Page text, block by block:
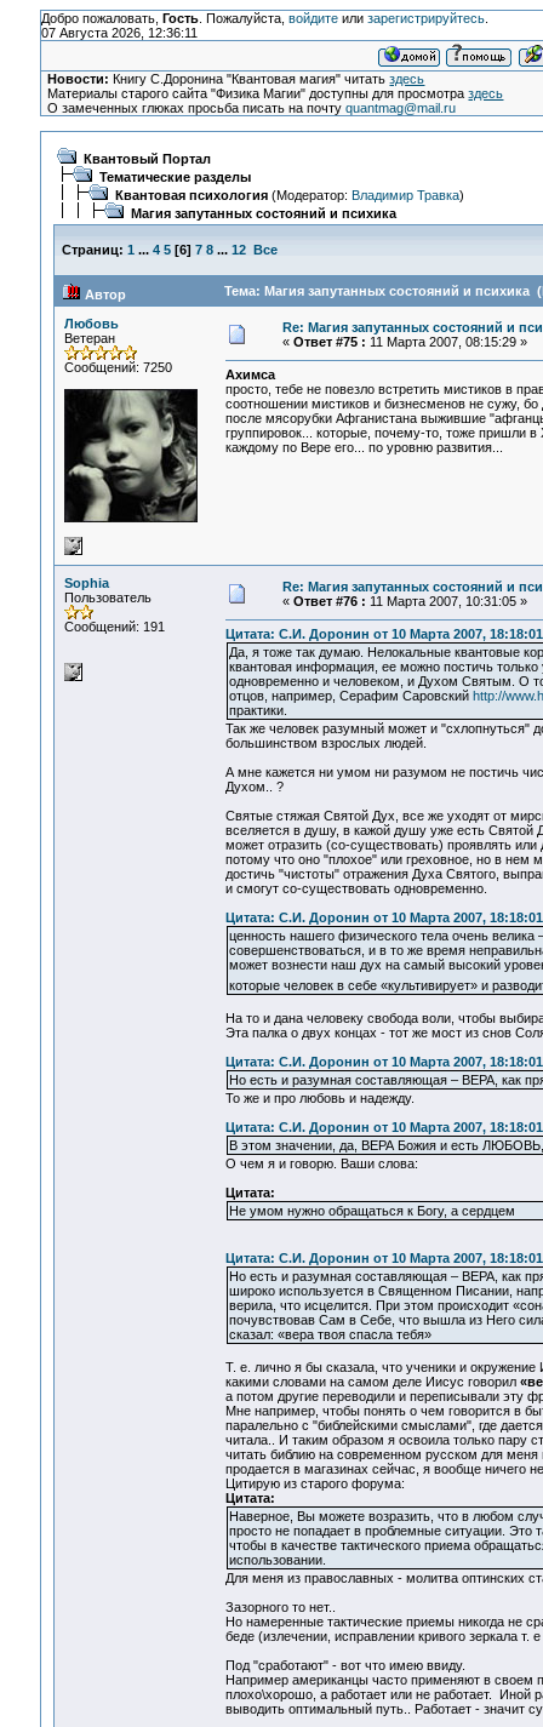
Добро пожаловать, Гость. Пожалуйста, войдитеили зарегистрируйтесь.
07 Августа 2026, 12:36:11
Новости: Книгу С.Доронина "Квантовая магия" читатьздесь
Материалы старого сайта "Физика Магии" доступны для просмотраздесь
О замеченных глюках просьба писать на почтуquantmag@mail.ru
Квантовый Портал
Тематические разделы
Квантовая психология(Модератор: Владимир Травка)
Магия запутанных состояний и психика
Страниц: 1 ... 4 5[6] 7 8 ... 12 Все
Автор Тема: Магия запутанных состояний и психика
Любовь
Ветеран
Сообщений: 7250
Re: Магия запутанных состояний и
« Ответ #75 : 11 Марта 2007, 08:15:29 »
Ахимса
просто, тебе не повезло встретить мистиков в
соотношении мистиков и бизнесменов не сужу,
после мясорубки Афганистана выжившие
группировок... которые, почему-то, тоже пришли в
каждому по Вере его... по уровню развития...
Sophia
Пользователь
Сообщений: 191
Re: Магия запутанных состояний и
« Ответ #76 : 11 Марта 2007, 10:31:05 »
Цитата: С.И. Доронин от 10 Марта 2007, 18:18:01
Да, я тоже так думаю. Нелокальные квантовые
квантовая информация, ее можно постичь
одновременно и человеком, и Духом Святым. О
отцов, например, Серафим Саровский http://
практики.
Так же человек разумный может и "схлопнуться"
большинством взрослых людей.
А мне кажется ни умом ни разумом не постичь
Духом.. ?
Cвятые стяжая Святой Дух, все же уходят от
вселяется в душу, в кажой душу уже есть Святой
может отразить (со-существовать) проявлять
потому что оно "плохое" или греховное, но в
достичь "чистоты" отражения Духа Святого,
и смогут со-существовать одновременно.
Цитата: С.И. Доронин от 10 Марта 2007, 18:18:01
ценность нашего физического тела очень
совершенствоваться, и в то же время
может вознести наш дух на самый высокий
которые человек в себе «культивирует» и
На то и дана человеку свобода воли, чтобы
Эта палка о двух концах - тот же мост из снов
Цитата: С.И. Доронин от 10 Марта 2007, 18:18:01
Но есть и разумная составляющая – ВЕРА, как
То же и про любовь и надежду.
Цитата: С.И. Доронин от 10 Марта 2007, 18:18:01
В этом значении, да, ВЕРА Божия и есть ЛЮБОВЬ,
О чем я и говорю. Ваши слова:
Цитата:
Не умом нужно обращаться к Богу, а сердцем
Цитата: С.И. Доронин от 10 Марта 2007, 18:18:01
Но есть и разумная составляющая – ВЕРА, как
широко используется в Священном Писании,
верила, что исцелится. При этом происходит
почувствовав Сам в Себе, что вышла из Него
сказал: «вера твоя спасла тебя»
Т. е. лично я бы сказала, что ученики и
какими словами на самом деле Иисус говорил
а потом другие переводили и переписывали эту
Мне например, чтобы понять о чем говорится в
паралельно с "библейскими смыслами", где
читала.. И таким образом я освоила только пару
читать библию на современном русском для меня
продается в магазинах сейчас, я вообще ничего
Цитирую из старого форума:
Цитата:
Наверное, Вы можете возразить, что в любом
просто не попадает в проблемные ситуации. Это
чтобы в качестве тактического приема
использовании.
Для меня из православных - молитва оптинских
Зазорного то нет..
Но намеренные тактические приемы никогда не
беде (излечении, исправлении кривого зеркала т.
Под "сработают" - вот что имею ввиду.
Например американцы часто применяют в своем
плохо\хорошо, а работает или не работает. Иной
выводить оптимальный путь.. Работает - значит